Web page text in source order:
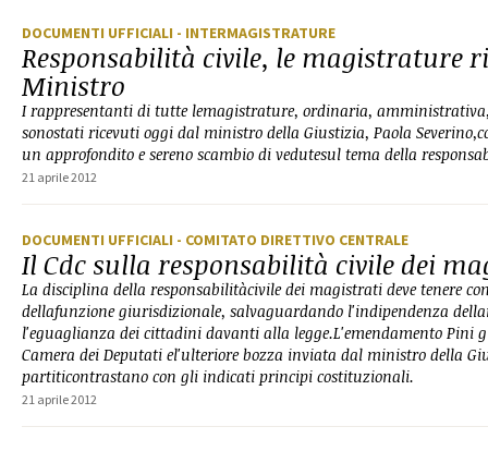
DOCUMENTI UFFICIALI - INTERMAGISTRATURE
Responsabilità civile, le magistrature
Ministro
I rappresentanti di tutte lemagistrature, ordinaria,
sonostati ricevuti oggi dal ministro della Giustizia, Paola
un approfondito e sereno scambio di vedutesul tema della
21 aprile 2012
DOCUMENTI UFFICIALI - COMITATO DIRETTIVO CENTRALE
Il Cdc sulla responsabilità civile dei
La disciplina della responsabilitàcivile dei magistrati deve tenere
dellafunzione giurisdizionale, salvaguardando l'indipendenza
l'eguaglianza dei cittadini davanti alla legge.L'emendamento Pini
Camera dei Deputati el'ulteriore bozza inviata dal ministro della
partiticontrastano con gli indicati principi costituzionali.
21 aprile 2012